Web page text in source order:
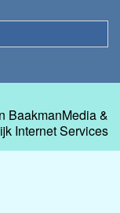
BaakmanMedia&
Internet Services